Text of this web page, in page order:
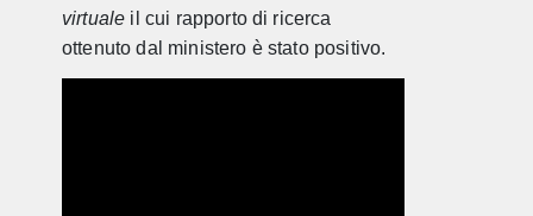
virtuale il cui rapporto di ricerca
ottenuto dal ministero è stato positivo.